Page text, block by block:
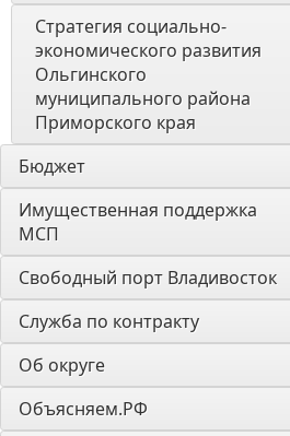
Стратегия социально-
экономического развития
Ольгинского
муниципального района
Приморского края
Бюджет
Имущественная поддержка
МСП
Свободный порт Владивосток
Служба по контракту
Об округе
Объясняем.РФ